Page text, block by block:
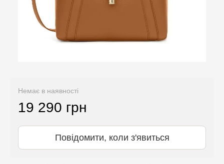
Немає в наявності
19 290 грн
Повідомити, коли з'явиться